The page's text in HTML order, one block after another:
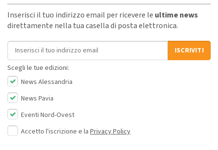
Inserisci il tuo indirizzo email per ricevere le ultime news
direttamente nella tua casella di posta elettronica.
Indirizzo email
ISCRIVITI
Scegli le tue edizioni:
News Alessandria
News Pavia
Eventi Nord-Ovest
Accetto l'iscrizione e la Privacy Policy